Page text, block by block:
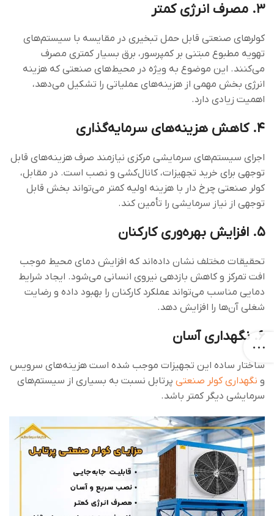
۳. مصرف انرژی کمتر
کولرهای صنعتی قابل حمل تبخیری در مقایسه با سیستم‌های
تهویه مطبوع مبتنی بر کمپرسور، برق بسیار کمتری مصرف
می‌کنند. این موضوع به ویژه در محیط‌های صنعتی که هزینه
انرژی بخش مهمی از هزینه‌های عملیاتی را تشکیل می‌دهد،
اهمیت زیادی دارد.
۴. کاهش هزینه‌های سرمایه‌گذاری
اجرای سیستم‌های سرمایشی مرکزی نیازمند صرف هزینه‌های قابل
توجهی برای خرید تجهیزات، کانال‌کشی و نصب است. در مقابل،
کولر صنعتی چرخ دار با هزینه اولیه کمتر می‌تواند بخش قابل
توجهی از نیاز سرمایشی را تأمین کند.
۵. افزایش بهره‌وری کارکنان
تحقیقات مختلف نشان داده‌اند که افزایش دمای محیط موجب
افت تمرکز و کاهش بازدهی نیروی انسانی می‌شود. ایجاد شرایط
دمایی مناسب می‌تواند عملکرد کارکنان را بهبود داده و رضایت
شغلی آن‌ها را افزایش دهد.
۶. نگهداری آسان
ساختار ساده این تجهیزات موجب شده است هزینه‌های سرویس
و نگهداری کولر صنعتی پرتابل نسبت به بسیاری از سیستم‌های
سرمایشی دیگر کمتر باشد.